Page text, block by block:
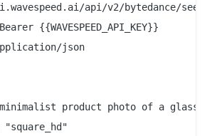
api/v2/bytedance/
{{WAVESPEED_API_KEY}}
json
product photo of a glass
"square_hd"